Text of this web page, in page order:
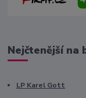
Nejčtenější na
LP Karel Gott